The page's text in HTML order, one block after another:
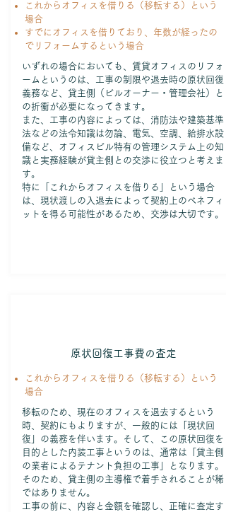
これからオフィスを借りる（移転する）という
場合
すでにオフィスを借りており、年数が経ったの
でリフォームするという場合
いずれの場合においても、賃貸オフィスのリフォ
ームというのは、工事の制限や退去時の原状回復
義務など、貸主側（ビルオーナー・管理会社）と
の折衝が必要になってきます。
また、工事の内容によっては、消防法や建築基準
法などの法令知識は勿論、電気、空調、給排水設
備など、オフィスビル特有の管理システム上の知
識と実務経験が貸主側との交渉に役立つと考えま
す。
特に「これからオフィスを借りる」という場合
は、現状渡しの入退去によって契約上のベネフィ
ットを得る可能性があるため、交渉は大切です。
原状回復工事費の査定
これからオフィスを借りる（移転する）という
場合
移転のため、現在のオフィスを退去するという
時、契約にもよりますが、一般的には「現状回
復」の義務を伴います。そして、この原状回復を
目的とした内装工事というのは、通常は「貸主側
の業者によるテナント負担の工事」となります。
そのため、貸主側の主導権で着手されることが稀
ではありません。
工事の前に、内容と金額を確認し、正確に査定す